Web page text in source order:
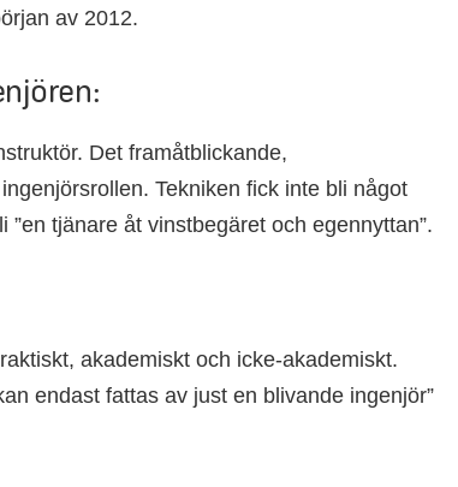
av 2012.
Det framåtblickande,
Tekniken fick inte bli något
tjänare åt vinstbegäret och egennyttan”.
akademiskt och icke-akademiskt.
endast fattas av just en blivande ingenjör”